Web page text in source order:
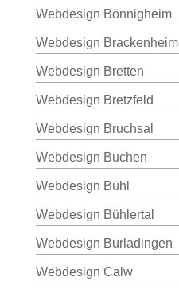
Webdesign Bönnigheim
Webdesign Brackenheim
Webdesign Bretten
Webdesign Bretzfeld
Webdesign Bruchsal
Webdesign Buchen
Webdesign Bühl
Webdesign Bühlertal
Webdesign Burladingen
Webdesign Calw